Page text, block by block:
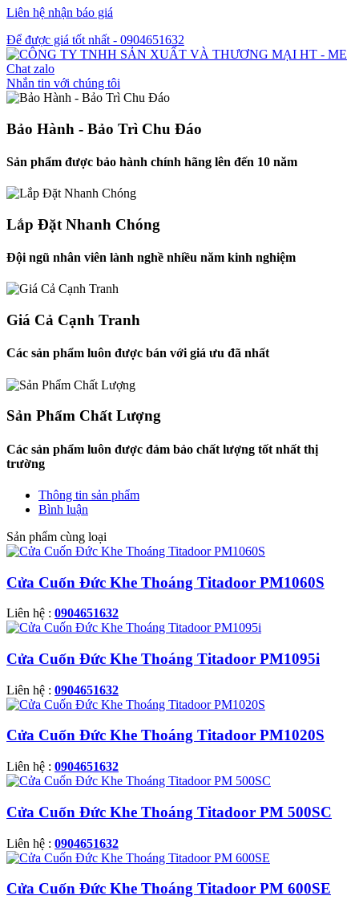
Liên hệ nhận báo giá
Để được giá tốt nhất - 0904651632
Chat zalo
Nhắn tin với chúng tôi
Bảo Hành - Bảo Trì Chu Đáo
Sản phẩm được bảo hành chính hãng lên đến 10 năm
Lắp Đặt Nhanh Chóng
Đội ngũ nhân viên lành nghề nhiều năm kinh nghiệm
Giá Cả Cạnh Tranh
Các sản phẩm luôn được bán với giá ưu đã nhất
Sản Phẩm Chất Lượng
Các sản phẩm luôn được đảm bảo chất lượng tốt nhất thị
trường
Thông tin sản phẩm
Bình luận
Sản phẩm cùng loại
Cửa Cuốn Đức Khe Thoáng Titadoor PM1060S
Liên hệ : 0904651632
Cửa Cuốn Đức Khe Thoáng Titadoor PM1095i
Liên hệ : 0904651632
Cửa Cuốn Đức Khe Thoáng Titadoor PM1020S
Liên hệ : 0904651632
Cửa Cuốn Đức Khe Thoáng Titadoor PM 500SC
Liên hệ : 0904651632
Cửa Cuốn Đức Khe Thoáng Titadoor PM 600SE